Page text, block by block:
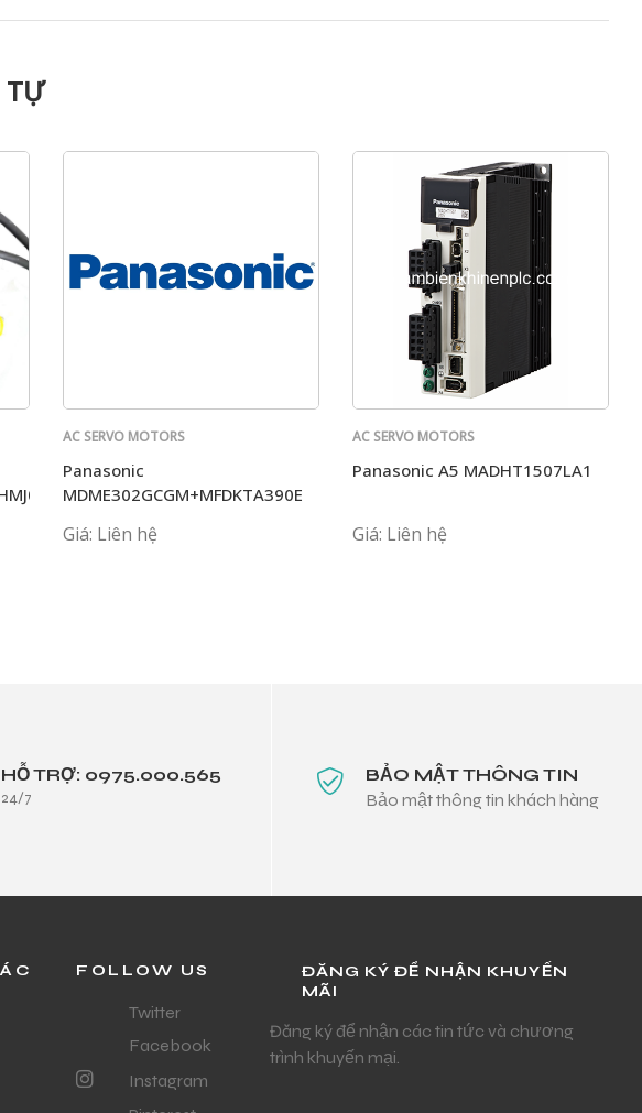
TỰ
AC SERVO MOTORS
Panasonic
MDME302GCGM+MFDKTA390E
Giá: Liên hệ
AC SERVO MOTORS
Panasonic A5 MADHT1507LA1
Giá: Liên hệ
HỖ TRỢ: 0975.000.565
24/7
BẢO MẬT THÔNG TIN
Bảo mật thông tin khách hàng
FOLLOW US
Twitter
Facebook
Instagram
ĐĂNG KÝ ĐỂ NHẬN KHUYẾN
MÃI
Đăng ký để nhận các tin tức và chương
trình khuyến mại.